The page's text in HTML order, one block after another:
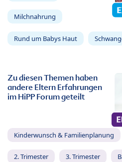
Milchnahrung
Rund um Babys Haut
Zu diesen Themen haben
andere Eltern Erfahrungen
im HiPP Forum geteilt
Kinderwunsch & Familienplanung
2. Trimester 3. Trimester